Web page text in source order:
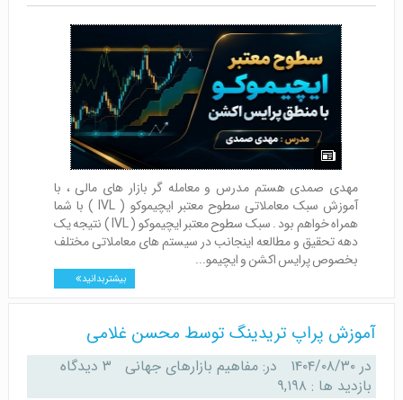
مهدی صمدی هستم مدرس و معامله گر بازار های مالی ، با
آموزش سبک معاملاتی سطوح معتبر ایچیموکو ( IVL ) با شما
همراه خواهم بود . سبک سطوح معتبر ایچیموکو ( IVL ) نتیجه یک
دهه تحقیق و مطالعه اینجانب در سیستم های معاملاتی مختلف
بخصوص پرایس اکشن و ایچیمو...
بیشتر بدانید
آموزش پراپ تریدینگ توسط محسن غلامی
در ۱۴۰۴/۰۸/۳۰ در: مفاهیم بازارهای جهانی
۳ دیدگاه
بازدید ها : ۹,۱۹۸